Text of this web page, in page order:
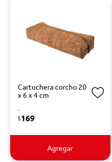
Cartuchera corcho 20
x 6 x 4 cm
-
$169
Agregar